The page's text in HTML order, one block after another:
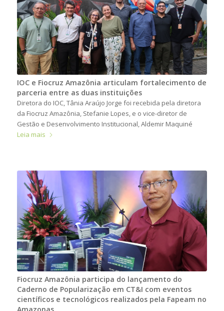
IOC e Fiocruz Amazônia articulam fortalecimento de
parceria entre as duas instituições
Diretora do IOC, Tânia Araújo Jorge foi recebida pela diretora
da Fiocruz Amazônia, Stefanie Lopes, e o vice-diretor de
Gestão e Desenvolvimento Institucional, Aldemir Maquiné
Leia mais
Fiocruz Amazônia participa do lançamento do
Caderno de Popularização em CT&I com eventos
científicos e tecnológicos realizados pela Fapeam no